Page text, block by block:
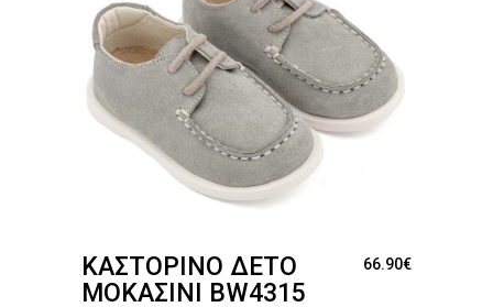
ΚΑΣΤΌΡΙΝΟ ΔΕΤΌ
ΜΟΚΑΣΊΝΙ BW4315
66.90€